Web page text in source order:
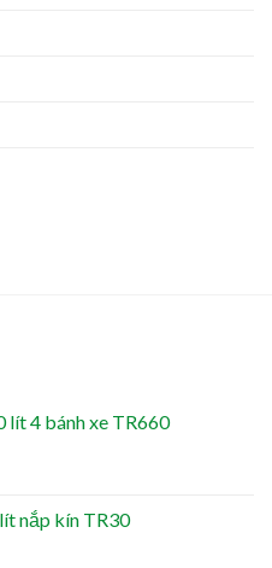
lít 4 bánh xe TR660
nắp kín TR30